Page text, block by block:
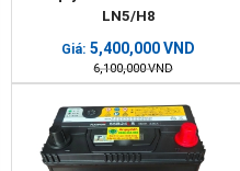
LN5/H8
Giá: 5,400,000VND
6,100,000 VND